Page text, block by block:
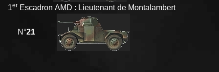
1er Escadron AMD : Lieutenant de Montalambert
N°21